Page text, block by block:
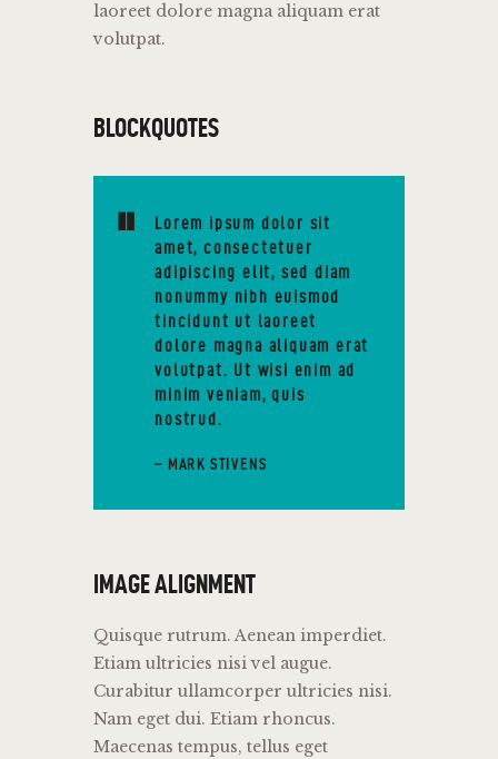
laoreet dolore magna aliquam erat
volutpat.
BLOCKQUOTES
Lorem ipsum dolor sit
amet, consectetuer
adipiscing elit, sed diam
nonummy nibh euismod
tincidunt ut laoreet
dolore magna aliquam erat
volutpat. Ut wisi enim ad
minim veniam, quis
nostrud.
– MARK STIVENS
IMAGE ALIGNMENT
Quisque rutrum. Aenean imperdiet.
Etiam ultricies nisi vel augue.
Curabitur ullamcorper ultricies nisi.
Nam eget dui. Etiam rhoncus.
Maecenas tempus, tellus eget